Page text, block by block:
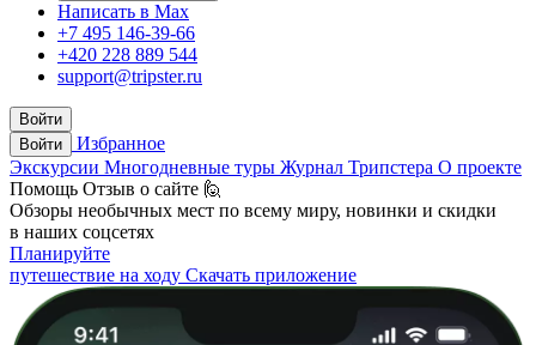
Написать в Max
+7 495 146-39-66
+420 228 889 544
support@tripster.ru
Войти
Войти
Избранное
Экскурсии Многодневные туры Журнал Трипстера О проекте
Помощь Отзыв о сайте 🙋
Обзоры необычных мест по всему миру, новинки и скидки
в наших соцсетях
Планируйте
путешествие на ходу Скачать приложение